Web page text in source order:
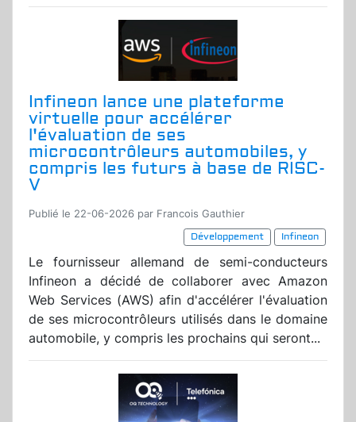
Infineon lance une plateforme
virtuelle pour accélérer
l'évaluation de ses
microcontrôleurs automobiles, y
compris les futurs à base de RISC-
V
Publié le 22-06-2026 par Francois Gauthier
Développement
Infineon
Le fournisseur allemand de semi-conducteurs
Infineon a décidé de collaborer avec Amazon
Web Services (AWS) afin d'accélérer l'évaluation
de ses microcontrôleurs utilisés dans le domaine
automobile, y compris les prochains qui seront...